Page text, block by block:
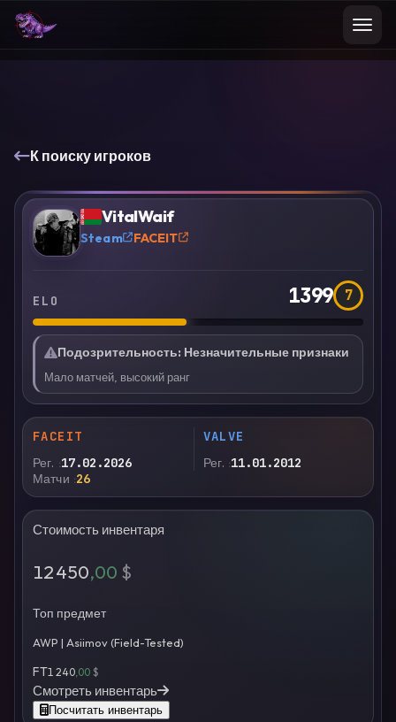
К поиску игроков
? VitalWaif
Steam FACEIT
ELO 1399 7
Подозрительность: Незначительные признаки
Мало матчей, высокий ранг
FACEIT
Рег. 17.02.2026
Матчи 26
VALVE
Рег. 11.01.2012
Стоимость инвентаря
12 450,00 $
Топ предмет
AWP | Asiimov (Field-Tested)
FT1 240 ,00 $
Смотреть инвентарь
Посчитать инвентарь